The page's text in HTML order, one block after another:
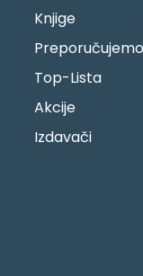
Knjige
Preporučujemo
Top-Lista
Akcije
Izdavači